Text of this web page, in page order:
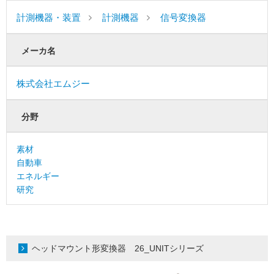
計測機器・装置 計測機器 信号変換器
メーカ名
株式会社エムジー
分野
素材
自動車
エネルギー
研究
ヘッドマウント形変換器 26_UNITシリーズ